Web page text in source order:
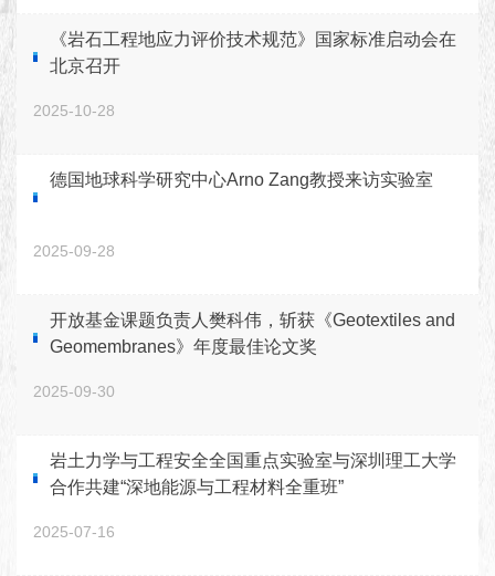
《岩石工程地应力评价技术规范》国家标准启动会在
北京召开
2025-10-28
德国地球科学研究中心Arno Zang教授来访实验室
2025-09-28
开放基金课题负责人樊科伟，斩获《Geotextiles and
Geomembranes》年度最佳论文奖
2025-09-30
岩土力学与工程安全全国重点实验室与深圳理工大学
合作共建“深地能源与工程材料全重班”
2025-07-16